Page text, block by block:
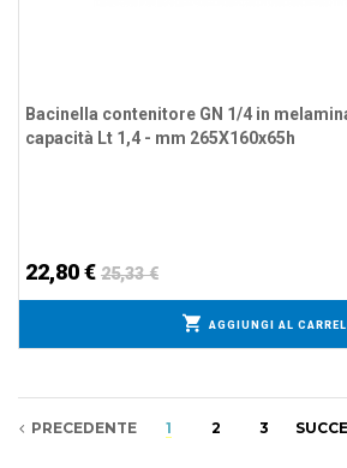
Bacinella contenitore GN 1/4 in
capacità Lt 1,4 - mm 265X160x65h
22,80 € 25,33 €
AGGIUNGI AL
PRECEDENTE 1 2 3